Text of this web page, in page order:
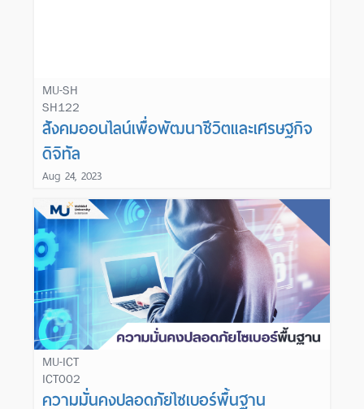
MU-SH
SH122
สังคมออนไลน์เพื่อพัฒนาชีวิตและเศรษฐกิจ
ดิจิทัล
Aug 24, 2023
Learn More
MU-ICT
ICT002
ความมั่นคงปลอดภัยไซเบอร์พื้นฐาน
Learn More